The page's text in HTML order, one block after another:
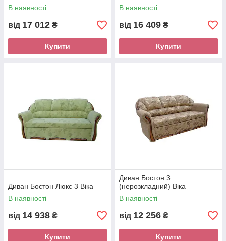
В наявності
від 17 012 ₴
Купити
В наявності
від 16 409 ₴
Купити
Диван Бостон Люкс 3 Віка
В наявності
від 14 938 ₴
Купити
Диван Бостон 3
(нерозкладний) Віка
В наявності
від 12 256 ₴
Купити